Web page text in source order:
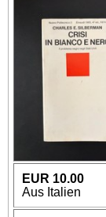
EUR 10.00
Aus Italien